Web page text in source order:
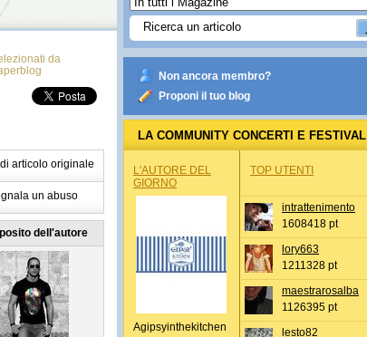
da
articolo originale
un abuso
dell'autore
Non ancora membro?
Proponi il tuo blog
LA COMMUNITY CONCERTI E FESTIVAL
L'AUTORE DEL
GIORNO
Agipsyinthekitchen
TOP UTENTI
intrattenimento
1608418 pt
lory663
1211328 pt
maestrarosalba
1126395 pt
lesto82